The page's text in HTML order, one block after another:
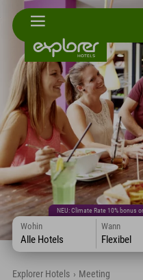
NEU: Climate Rate 10% bonus
Wohin
Alle Hotels
Wann
Flexibel
Explorer Hotels › Meeting